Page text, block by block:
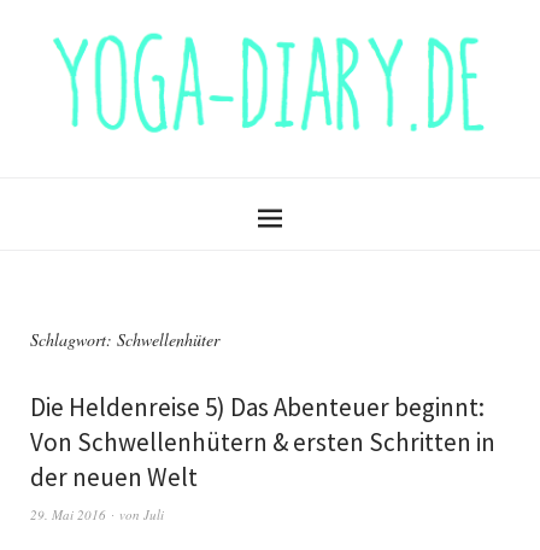
Schlagwort: Schwellenhüter
Die Heldenreise 5) Das Abenteuer beginnt:
Von Schwellenhütern & ersten Schritten in
der neuen Welt
29. Mai 2016 von Juli